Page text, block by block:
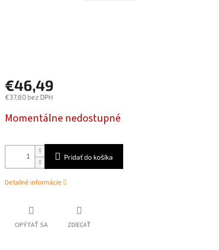
€46,49
€37,80 bez DPH
cena:
Momentálne nedostupné
Pridať do košíka
Detailné informácie
OPÝTAŤ SA ZDIEĽAŤ